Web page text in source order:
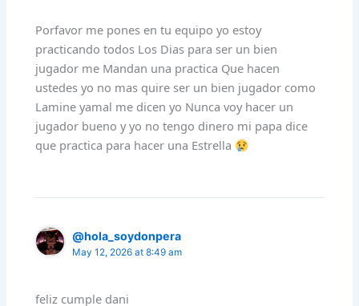
Porfavor me pones en tu equipo yo estoy
practicando todos Los Dias para ser un bien
jugador me Mandan una practica Que hacen
ustedes yo no mas quire ser un bien jugador como
Lamine yamal me dicen yo Nunca voy hacer un
jugador bueno y yo no tengo dinero mi papa dice
que practica para hacer una Estrella
@hola_soydonpera
May 12, 2026 at 8:49 am
feliz cumple dani